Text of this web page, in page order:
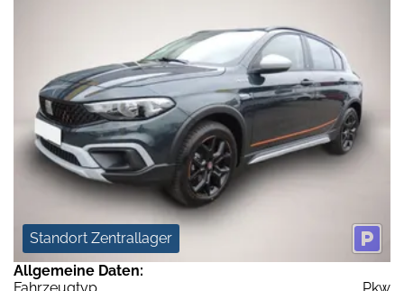
Standort Zentrallager
Allgemeine Daten:
Fahrzeugtyp
Pkw